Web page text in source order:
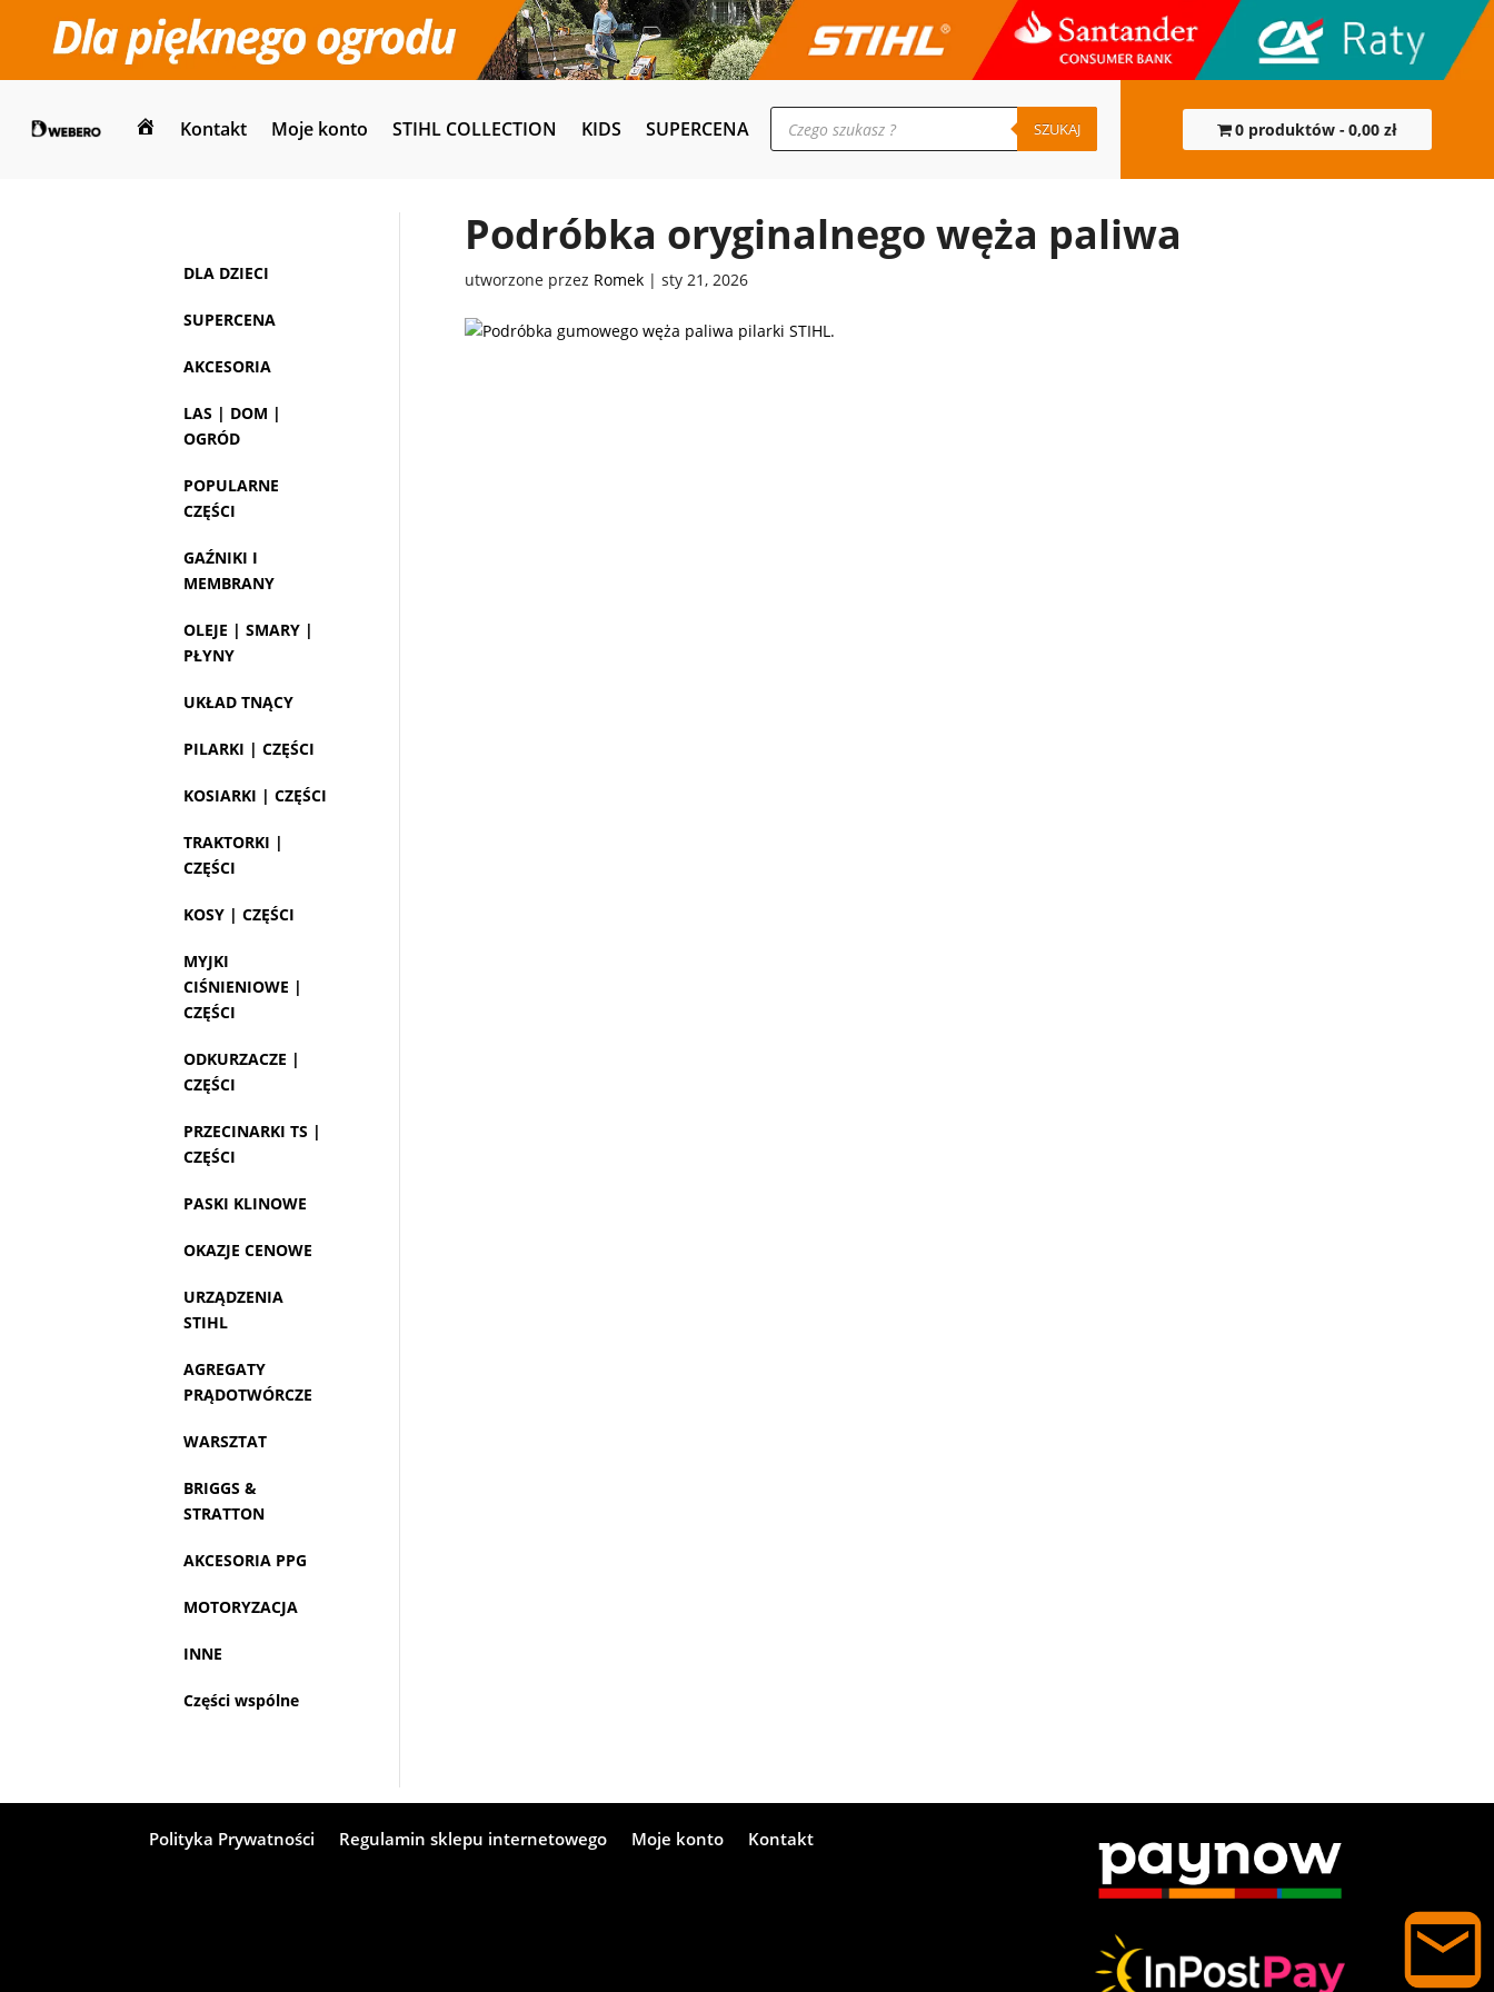
Dom Kontakt Moje konto STIHL COLLECTION KIDS SUPERCENA
Wyszukiwarka
produktów SZUKAJ 0 produktów 0,00 zł
Podróbka oryginalnego węża paliwa
utworzone przez Romek| sty 21, 2026
DLA DZIECI
SUPERCENA
AKCESORIA
LAS | DOM |
OGRÓD
POPULARNE
CZĘŚCI
GAŹNIKI I
MEMBRANY
OLEJE | SMARY |
PŁYNY
UKŁAD TNĄCY
PILARKI | CZĘŚCI
KOSIARKI | CZĘŚCI
TRAKTORKI |
CZĘŚCI
KOSY | CZĘŚCI
MYJKI
CIŚNIENIOWE |
CZĘŚCI
ODKURZACZE |
CZĘŚCI
PRZECINARKI TS |
CZĘŚCI
PASKI KLINOWE
OKAZJE CENOWE
URZĄDZENIA
STIHL
AGREGATY
PRĄDOTWÓRCZE
WARSZTAT
BRIGGS &
STRATTON
AKCESORIA PPG
MOTORYZACJA
INNE
Części wspólne
Polityka Prywatności Regulamin sklepu internetowego Moje konto Kontakt